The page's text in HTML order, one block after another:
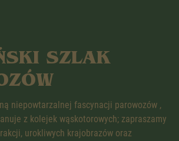
SZLAK
niepowtarzalnej fascynacji parowozów ,
z kolejek wąskotorowych; zapraszamy
urokliwych krajobrazów oraz